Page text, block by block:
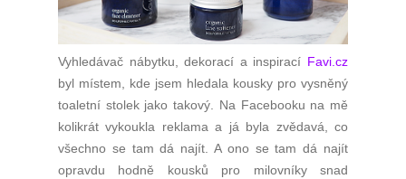
Vyhledávač nábytku, dekorací a inspirací Favi.cz
byl místem, kde jsem hledala kousky pro vysněný
toaletní stolek jako takový. Na Facebooku na mě
kolikrát vykoukla reklama a já byla zvědavá, co
všechno se tam dá najít. A ono se tam dá najít
opravdu hodně kousků pro milovníky snad